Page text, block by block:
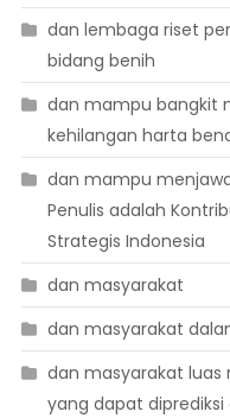
dan lembaga riset
bidang benih
dan mampu bangkit
kehilangan harta
dan mampu
Penulis adalah
Strategis Indonesia
dan masyarakat
dan masyarakat
dan masyarakat
yang dapat diprediksi